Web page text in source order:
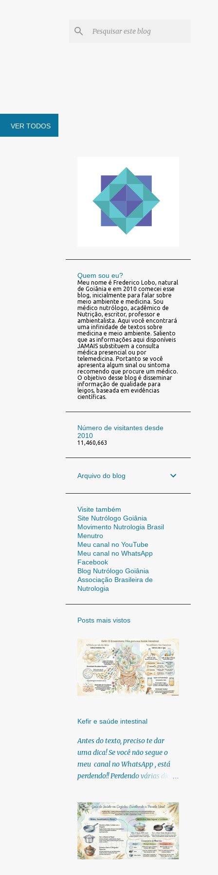
VER TODOS
Quem sou eu?
Meu nome é Frederico Lobo, natural
de Goiânia e em 2010 comecei esse
blog, inicialmente para falar sobre
meio ambiente e medicina. Sou
médico nutrólogo, acadêmico de
Nutrição, escritor, professor e
ambientalista. Aqui você encontrará
uma infinidade de textos sobre
medicina e meio ambiente. Saliento
que as informações aqui disponíveis
JAMAIS substituem a consulta
médica presencial ou por
telemedicina. Portanto se você
apresenta algum sinal ou sintoma
recomendo que procure um médico.
O objetivo desse blog é disseminar
informação de qualidade para
leigos, baseada em evidências
científicas.
Número de visitantes desde
2010
11,460,663
Arquivo do blog
Visite também
Site Nutrólogo Goiânia
Movimento Nutrologia Brasil
Menutro
Meu canal no YouTube
Meu canal no WhatsApp
Facebook
Blog Nutrólogo Goiânia
Associação Brasileira de
Nutrologia
Posts mais vistos
Kefir e saúde intestinal
Antes do texto, preciso te dar
uma dica! Se você não segue o
meu canal no WhatsApp , está
perdendo!! Perdendo várias dicas,
infográficos, o link para
download dos meus e-books.
Para acessar clique no link:
https://whatsapp.com/channel/0
029Vb6U4AqKgsNzkBhubA40